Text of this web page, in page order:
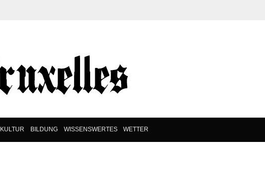
KULTUR BILDUNG WISSENSWERTES WETTER